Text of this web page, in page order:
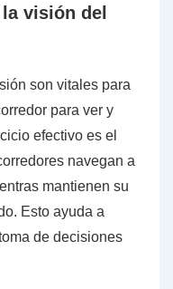
visión del
son vitales para
para ver y
efectivo es el
navegan a
mantienen su
Esto ayuda a
de decisiones